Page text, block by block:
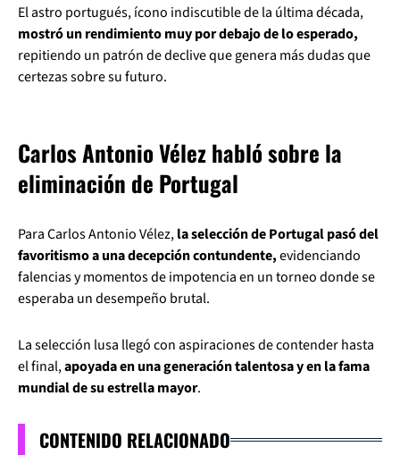
El astro portugués, ícono indiscutible de la última década,
mostró un rendimiento muy por debajo de lo esperado,
repitiendo un patrón de declive que genera más dudas que
certezas sobre su futuro.
Carlos Antonio Vélez habló sobre la
eliminación de Portugal
Para Carlos Antonio Vélez,la selección de Portugal pasó del
favoritismo a una decepción contundente,evidenciando
falencias y momentos de impotencia en un torneo donde se
esperaba un desempeño brutal.
La selección lusa llegó con aspiraciones de contender hasta
el final,apoyada en una generación talentosa y en la fama
mundial de su estrella mayor.
CONTENIDO RELACIONADO